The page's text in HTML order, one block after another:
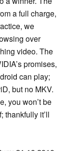
a full charge,
we
over
video. The
promises,
can play;
but no MKV.
you won’t be
thankfully it’ll